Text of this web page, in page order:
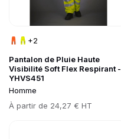
Pantalon de Pluie Haute
Visibilité Soft Flex Respirant -
YHVS451
Homme
Prix
À partir de 24,27 € HT
+2